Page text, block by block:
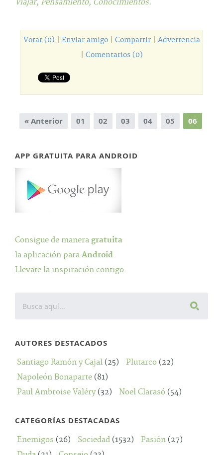
Viajar, Pensamiento, Conocimientos.
Votar (0) Enviar amigo| Compartir| Advertencia
Comentarios (0)
« Anterior 01 02 03 04 05 06
APP GRATUITA PARA ANDROID
Consigue de manera gratuita
la aplicación para Android.
Llevate la inspiración contigo.
AUTORES DESTACADOS
Santiago Ramón y Cajal (25) Plutarco (22)
Napoleón Bonaparte (81)
Paul Ambroise Valéry(32) Noel Clarasó (54)
CATEGORÍAS DESTACADAS
Enemigos (26) Sociedad (1532) Pasión (27)